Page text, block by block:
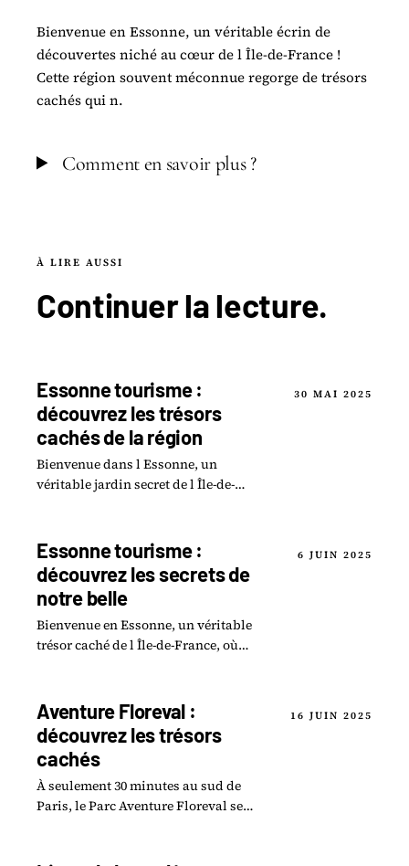
Bienvenue en Essonne, un véritable écrin de
découvertes niché au cœur de l Île-de-France !
Cette région souvent méconnue regorge de trésors
cachés qui n.
Comment en savoir plus ?
À LIRE AUSSI
Continuer lalecture.
Essonne tourisme :
découvrez les trésors
cachés de la région
Bienvenue dans l Essonne, un
véritable jardin secret de l Île-de-
30 MAI 2025
Essonne tourisme :
découvrez les secrets de
notre belle
Bienvenue en Essonne, un véritable
trésor caché de l Île-de-France, où
6 JUIN 2025
Aventure Floreval :
découvrez les trésors
cachés
À seulement 30 minutes au sud de
Paris, le Parc Aventure Floreval se
16 JUIN 2025